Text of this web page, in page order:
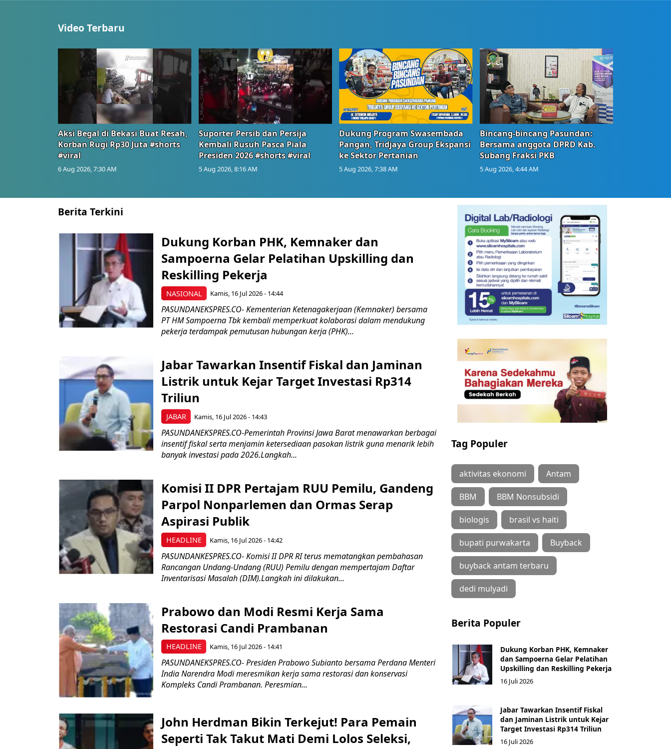
Video Terbaru
Aksi Begal di Bekasi Buat Resah,
Korban Rugi Rp30 Juta #shorts
#viral
6 Aug 2026, 7:30 AM
Suporter Persib dan Persija
Kembali Rusuh Pasca Piala
Presiden 2026 #shorts #viral
5 Aug 2026, 8:16 AM
Dukung Program Swasembada
Pangan, Tridjaya Group Ekspansi
ke Sektor Pertanian
5 Aug 2026, 7:38 AM
Bincang-bincang Pasundan:
Bersama anggota DPRD Kab.
Subang Fraksi PKB
5 Aug 2026, 4:44 AM
Berita Terkini
NASIONAL
Dukung Korban PHK, Kemnaker dan
Sampoerna Gelar Pelatihan Upskilling dan
Reskilling Pekerja
Kamis, 16 Jul 2026 - 14:44
PASUNDANEKSPRES.CO- Kementerian Ketenagakerjaan (Kemnaker) bersama
PT HM Sampoerna Tbk kembali memperkuat kolaborasi dalam mendukung
pekerja terdampak pemutusan hubungan kerja (PHK)...
JABAR
Jabar Tawarkan Insentif Fiskal dan Jaminan
Listrik untuk Kejar Target Investasi Rp314
Triliun
Kamis, 16 Jul 2026 - 14:43
PASUNDANEKSPRES.CO-Pemerintah Provinsi Jawa Barat menawarkan berbagai
insentif fiskal serta menjamin ketersediaan pasokan listrik guna menarik lebih
banyak investasi pada 2026.Langkah...
HEADLINE
Komisi II DPR Pertajam RUU Pemilu, Gandeng
Parpol Nonparlemen dan Ormas Serap
Aspirasi Publik
Kamis, 16 Jul 2026 - 14:42
PASUNDANKESPRES.CO- Komisi II DPR RI terus mematangkan pembahasan
Rancangan Undang-Undang (RUU) Pemilu dengan mempertajam Daftar
Inventarisasi Masalah (DIM).Langkah ini dilakukan...
HEADLINE
Prabowo dan Modi Resmi Kerja Sama
Restorasi Candi Prambanan
Kamis, 16 Jul 2026 - 14:41
PASUNDANEKSPRES.CO- Presiden Prabowo Subianto bersama Perdana Menteri
India Narendra Modi meresmikan kerja sama restorasi dan konservasi
Kompleks Candi Prambanan. Peresmian...
John Herdman Bikin Terkejut! Para Pemain
Seperti Tak Takut Mati Demi Lolos Seleksi,
Tag Populer
aktivitas ekonomi Antam
BBM BBM Nonsubsidi
biologis brasil vs haiti
bupati purwakarta Buyback
buyback antam terbaru
dedi mulyadi
Berita Populer
Dukung Korban PHK, Kemnaker
dan Sampoerna Gelar Pelatihan
Upskilling dan Reskilling Pekerja
16 Juli 2026
Jabar Tawarkan Insentif Fiskal
dan Jaminan Listrik untuk Kejar
Target Investasi Rp314 Triliun
16 Juli 2026